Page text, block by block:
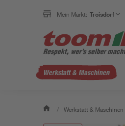
Mein Markt: Troisdorf
Werkstatt & Maschinen
/ Werkstatt & Maschinen